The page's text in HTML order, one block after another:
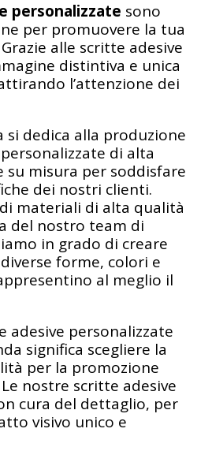
personalizzate sono
per promuovere la tua
Grazie alle scritte adesive
distintiva e unica
l’attenzione dei
si dedica alla produzione
di alta
su misura per soddisfare
dei nostri clienti.
di materiali di alta qualità
del nostro team di
in grado di creare
forme, colori e
al meglio il
adesive personalizzate
significa scegliere la
per la promozione
nostre scritte adesive
cura del dettaglio, per
visivo unico e